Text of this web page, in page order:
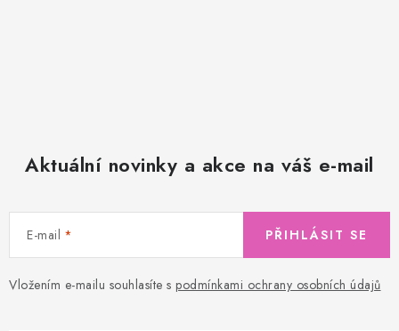
Aktuální novinky a akce na váš e-mail
E-mail
Vložením e-mailu souhlasíte s podmínkami ochrany osobních údajů
PŘIHLÁSIT SE